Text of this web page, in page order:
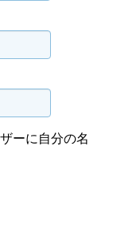
ーに自分の名